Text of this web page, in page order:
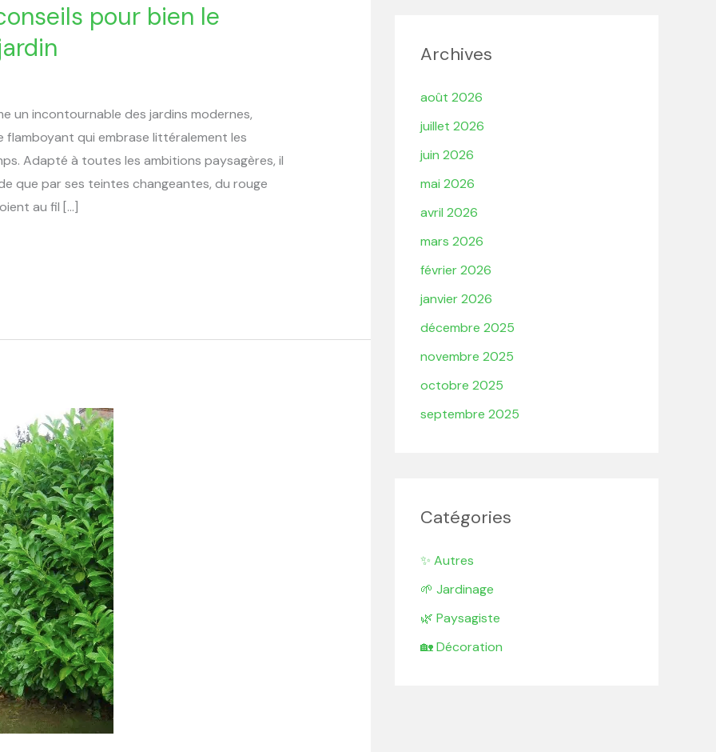
pour bien le
un incontournable des jardins modernes,
qui embrase littéralement les
Adapté à toutes les ambitions paysagères, il
que par ses teintes changeantes, du rouge
au fil […]
Archives
août 2026
juillet 2026
juin 2026
mai 2026
avril 2026
mars 2026
février 2026
janvier 2026
décembre 2025
novembre 2025
octobre 2025
septembre 2025
Catégories
✨ Autres
🌱 Jardinage
🌿 Paysagiste
🏡 Décoration